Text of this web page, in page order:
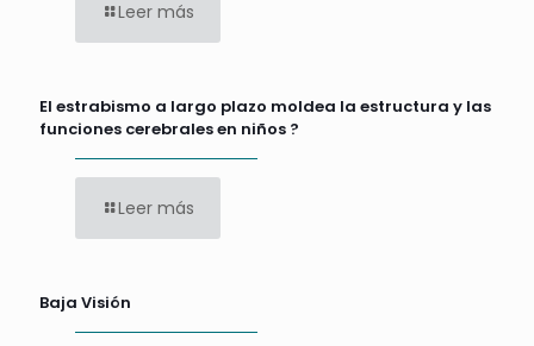
Leer más
El estrabismo a largo plazo moldea la estructura y las
funciones cerebrales en niños ?
Leer más
Baja Visión